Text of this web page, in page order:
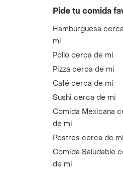
Pide tu comida
Hamburguesa
mi
Pollo cerca de mi
Pizza cerca de mi
Café cerca de mi
Sushi cerca de mi
Comida Mexicana
de mi
Postres cerca de mi
Comida Saludable
de mi